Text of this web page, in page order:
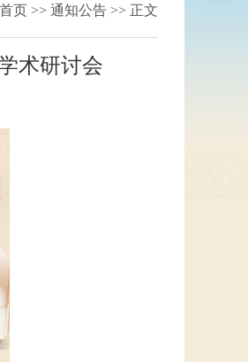
首页 >> 通知公告 >> 正文
术研讨会